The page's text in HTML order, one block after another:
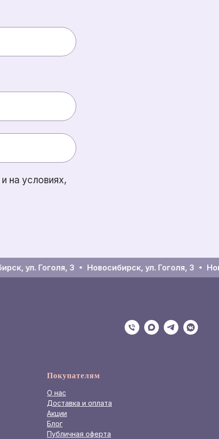
на условиях,
ул. Гоголя, 3 Новосибирск, ул. Гоголя, 3
Покупателям
О нас
Доставка и оплата
Акции
Блог
Публичная оферта